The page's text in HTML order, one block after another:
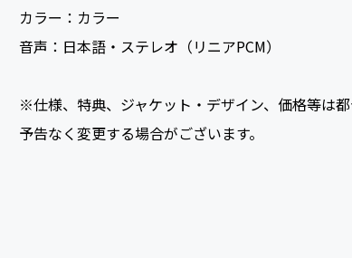
カラー： カラー
音声： 日本語・ステレオ（リニアPCM）
※仕様、特典、ジャケット・デザイン、価格等は
予告なく変更する場合がございます。